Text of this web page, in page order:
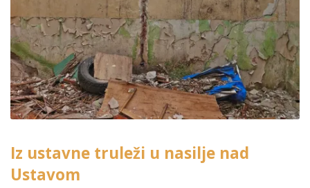
Iz ustavne truleži u nasilje nad
Ustavom